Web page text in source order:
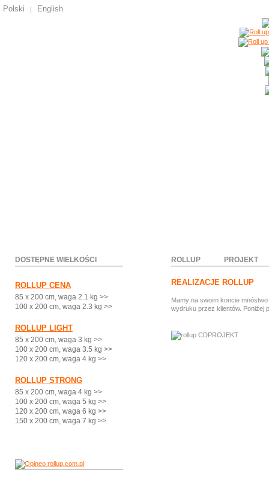
Polski | English
DOSTĘPNE WIELKOŚCI
ROLLUP CENA
85 x 200 cm, waga 2.1 kg >>
100 x 200 cm, waga 2.3 kg >>
ROLLUP LIGHT
85 x 200 cm, waga 3 kg >>
100 x 200 cm, waga 3.5 kg >>
120 x 200 cm, waga 4 kg >>
ROLLUP STRONG
85 x 200 cm, waga 4 kg >>
100 x 200 cm, waga 5 kg >>
120 x 200 cm, waga 6 kg >>
150 x 200 cm, waga 7 kg >>
ROLLUP PROJEKT
REALIZACJE ROLLUP
Mamy na swoim koncie
wydruku przez klientów. Poniżej